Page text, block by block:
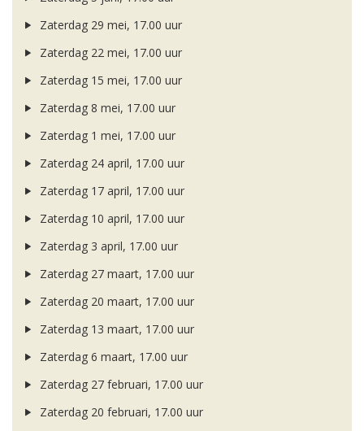
Zaterdag 29 mei, 17.00 uur
Zaterdag 22 mei, 17.00 uur
Zaterdag 15 mei, 17.00 uur
Zaterdag 8 mei, 17.00 uur
Zaterdag 1 mei, 17.00 uur
Zaterdag 24 april, 17.00 uur
Zaterdag 17 april, 17.00 uur
Zaterdag 10 april, 17.00 uur
Zaterdag 3 april, 17.00 uur
Zaterdag 27 maart, 17.00 uur
Zaterdag 20 maart, 17.00 uur
Zaterdag 13 maart, 17.00 uur
Zaterdag 6 maart, 17.00 uur
Zaterdag 27 februari, 17.00 uur
Zaterdag 20 februari, 17.00 uur